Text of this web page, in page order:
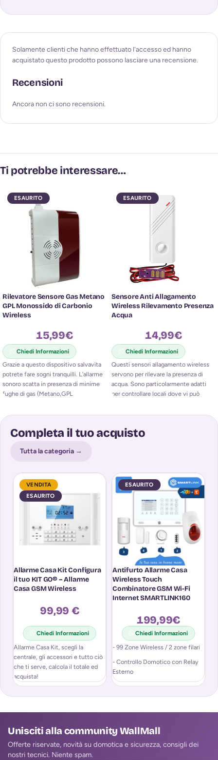
Recensioni
Ancora non ci sono recensioni.
Solamente clienti che hanno effettuato l'accesso ed hanno
acquistato questo prodotto possono lasciare una recensione.
Ti potrebbe interessare…
ESAURITO
Rilevatore Sensore Gas Metano
GPL Monossido di Carbonio
Wireless
15,99€
Chiedi Informazioni
Grazie a questo dispositivo salvavita
potrete fare sogni tranquilli. L’allarme
sonoro scatta in presenza di minime
fughe di gas (Metano,GPL
ESAURITO
Sensore Anti Allagamento
Wireless Rilevamento Presenza
Acqua
14,99€
Chiedi Informazioni
Questi sensori allagamento wireless
servono per rilevare la presenza di
acqua. Sono particolarmente adatti
per controllare locali dove vi può
Completa il tuo acquisto
Tutta la categoria →
VENDITA
ESAURITO
Allarme Casa Kit Configura
il tuo KIT GO® – Allarme
Casa GSM Wireless
99,99 €
Chiedi Informazioni
Allarme Casa Kit, scegli la
centrale, gli accessori e tutto ciò
che ti serve, calcola il totale ed
acquista!
ESAURITO
Antifurto Allarme Casa
Wireless Touch
Combinatore GSM Wi-Fi
Internet SMARTLINK160
199,99€
Chiedi Informazioni
- 99 Zone Wireless / 2 zone filari
- Controllo Domotico con Relay
Esterno
- Registrazione Messaggio Vocale
per Allarme
-
Unisciti alla community WallMall
Offerte riservate, novità su domotica e sicurezza, consigli dei
nostri tecnici. Niente spam.